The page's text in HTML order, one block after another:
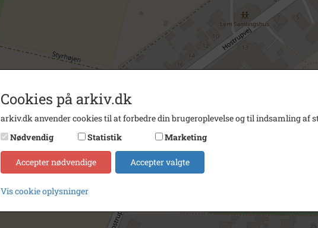
Cookies på arkiv.dk
arkiv.dk anvender cookies til at forbedre din brugeroplevelse og til indsamling af
Nødvendig
Statistik Marketing
Accepter nødvendige Accepter valgte
Vis cookie oplysninger